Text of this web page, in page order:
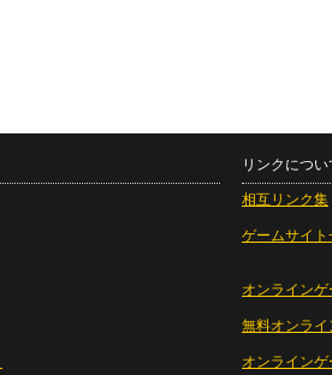
リンクについ
相互リンク集
ゲームサイト
オンラインゲ
無料オンライ
オンライン